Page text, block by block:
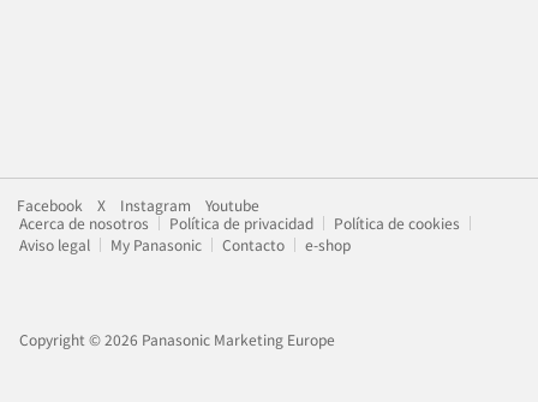
Facebook X Instagram
Youtube
Acerca de nosotros
Política de privacidad
Política de cookies
Aviso legal
My Panasonic Contacto e-shop
Copyright © 2026 Panasonic Marketing Europe